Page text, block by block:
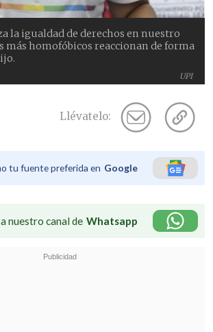
UPI
la igualdad de derechos en nuestro
más homofóbicos reaccionan de forma
Llévatelo:
tu fuente preferida en Google
nuestro canal de Whatsapp